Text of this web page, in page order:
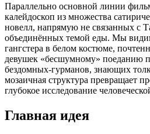
Параллельно основной линии
калейдоскоп из множества
новелл, напрямую не связанных с
объединённых темой еды. Мы
гангстера в белом костюме,
девушек «бесшумному» поеданию
бездомных-гурманов, знающих
мозаичная структура превращает
глубокое исследование
Главная идея